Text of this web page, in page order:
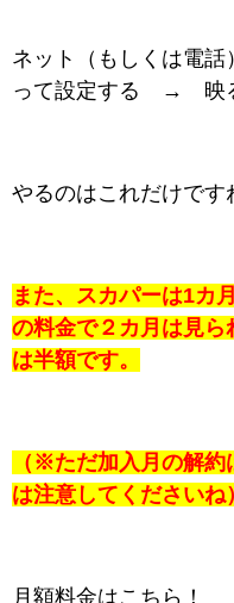
ネット（もしくは電
って設定する → 映る
やるのはこれだけです
また、スカパーは1カ
の料金で２カ月は見ら
は半額です。
（※ただ加入月の解
は注意してくださいね）
月額料金はこちら！